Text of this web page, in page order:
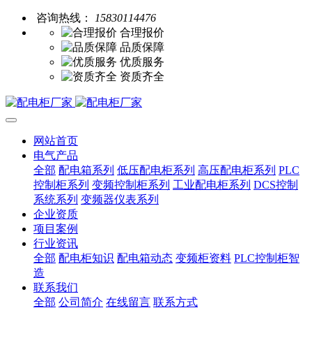
咨询热线：
15830114476
合理报价
品质保障
优质服务
资质齐全
网站首页
电气产品
全部 配电箱系列 低压配电柜系列 高压配电柜系列 PLC
控制柜系列 变频控制柜系列 工业配电柜系列 DCS控制
系统系列 变频器仪表系列
企业资质
项目案例
行业资讯
全部 配电柜知识 配电箱动态 变频柜资料 PLC控制柜智
造
联系我们
全部 公司简介 在线留言 联系方式